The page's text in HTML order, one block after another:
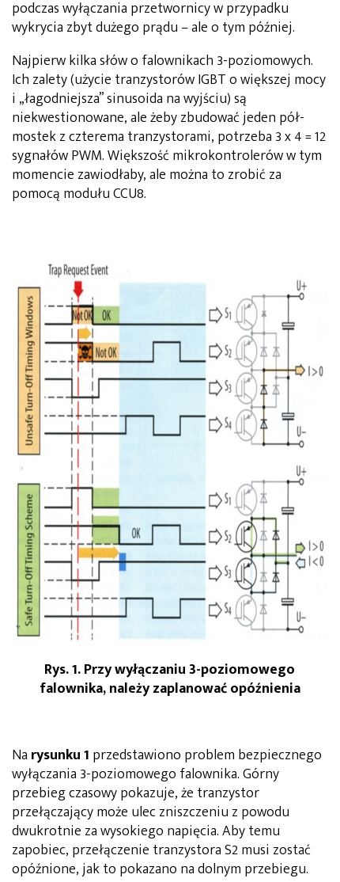
podczas wyłączania przetwornicy w przypadku
wykrycia zbyt dużego prądu – ale o tym później.
Najpierw kilka słów o falownikach 3-poziomowych.
Ich zalety (użycie tranzystorów IGBT o większej mocy
i „łagodniejsza” sinusoida na wyjściu) są
niekwestionowane, ale żeby zbudować jeden pół-
mostek z czterema tranzystorami, potrzeba 3 x 4 = 12
sygnałów PWM. Większość mikrokontrolerów w tym
momencie zawiodłaby, ale można to zrobić za
pomocą modułu CCU8.
Rys. 1. Przy wyłączaniu 3-poziomowego
falownika, należy zaplanować opóźnienia
Na rysunku 1 przedstawiono problem bezpiecznego
wyłączania 3-poziomowego falownika. Górny
przebieg czasowy pokazuje, że tranzystor
przełączający może ulec zniszczeniu z powodu
dwukrotnie za wysokiego napięcia. Aby temu
zapobiec, przełączenie tranzystora S2 musi zostać
opóźnione, jak to pokazano na dolnym przebiegu.